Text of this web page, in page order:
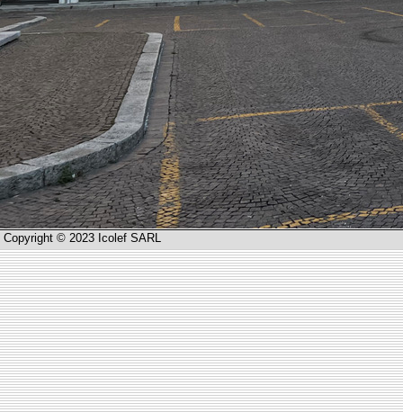
Copyright © 2023 Icolef SARL